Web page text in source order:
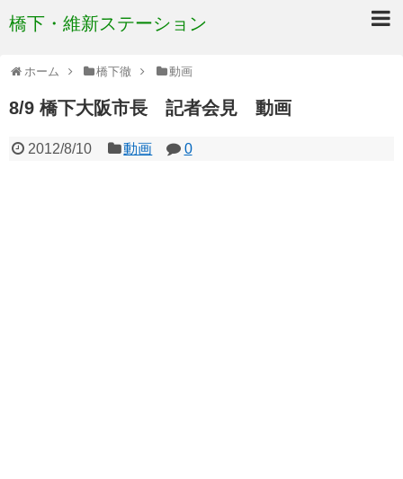
橋下・維新ステーション
ホーム 橋下徹 動画
8/9 橋下大阪市長 記者会見 動画
2012/8/10 動画 0